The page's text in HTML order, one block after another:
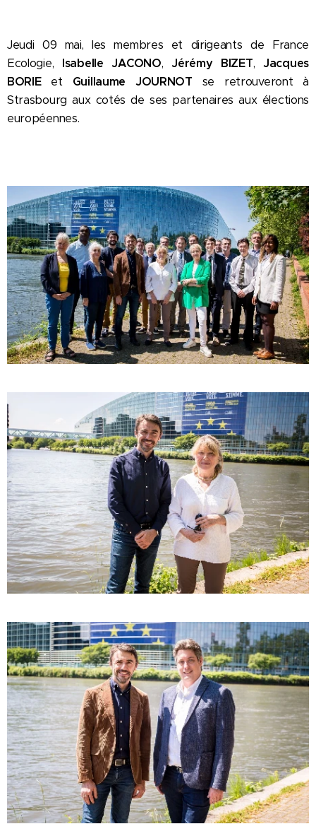
Jeudi 09 mai, les membres et dirigeants de France
Ecologie, Isabelle JACONO,Jérémy BIZET,Jacques
BORIEet Guillaume JOURNOT se retrouveront à
Strasbourg aux cotés de ses partenaires aux élections
européennes.